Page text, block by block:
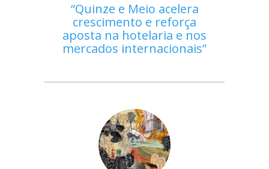
Quinze e Meio acelera
crescimento e reforça
aposta na hotelaria e nos
mercados internacionais